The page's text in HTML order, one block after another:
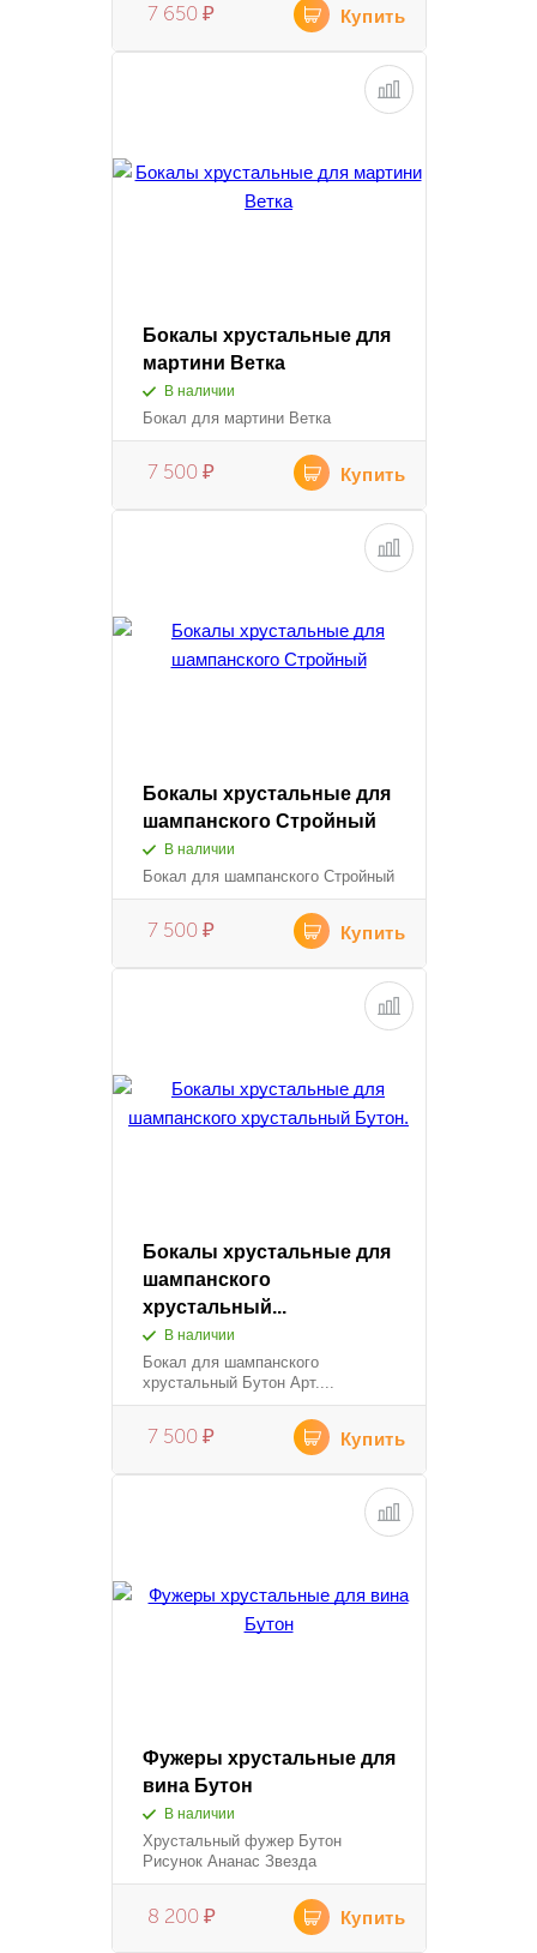
7 650 ₽ Купить
Бокалы хрустальные для
мартини Ветка
В наличии
Бокал для мартини Ветка
7 500 ₽ Купить
Бокалы хрустальные для
шампанского Стройный
В наличии
Бокал для шампанского Стройный
7 500 ₽ Купить
Бокалы хрустальные для
шампанского
хрустальный...
В наличии
Бокал для шампанского
хрустальный Бутон Арт....
7 500 ₽ Купить
Фужеры хрустальные для
вина Бутон
В наличии
Хрустальный фужер Бутон
Рисунок Ананас Звезда
8 200 ₽ Купить